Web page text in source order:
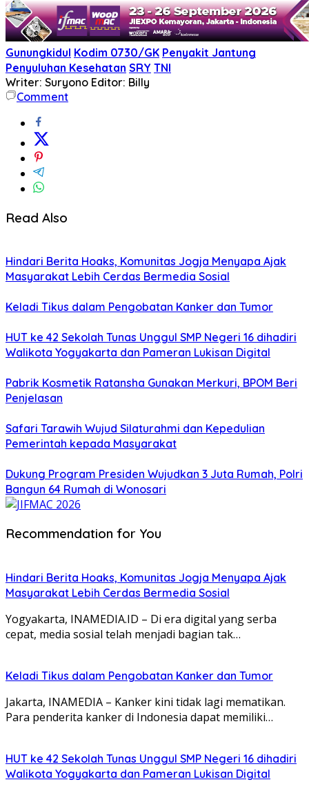
Gunungkidul Kodim 0730/GK Penyakit Jantung
Penyuluhan Kesehatan SRY TNI
Writer: Suryono Editor: Billy
Comment
Read Also
Hindari Berita Hoaks, Komunitas Jogja Menyapa Ajak
Masyarakat Lebih Cerdas Bermedia Sosial
Keladi Tikus dalam Pengobatan Kanker dan Tumor
HUT ke 42 Sekolah Tunas Unggul SMP Negeri 16 dihadiri
Walikota Yogyakarta dan Pameran Lukisan Digital
Pabrik Kosmetik Ratansha Gunakan Merkuri, BPOM Beri
Penjelasan
Safari Tarawih Wujud Silaturahmi dan Kepedulian
Pemerintah kepada Masyarakat
Dukung Program Presiden Wujudkan 3 Juta Rumah, Polri
Bangun 64 Rumah di Wonosari
Recommendation for You
Hindari Berita Hoaks, Komunitas Jogja Menyapa Ajak
Masyarakat Lebih Cerdas Bermedia Sosial
Yogyakarta, INAMEDIA.ID – Di era digital yang serba
cepat, media sosial telah menjadi bagian tak…
Keladi Tikus dalam Pengobatan Kanker dan Tumor
Jakarta, INAMEDIA – Kanker kini tidak lagi mematikan.
Para penderita kanker di Indonesia dapat memiliki…
HUT ke 42 Sekolah Tunas Unggul SMP Negeri 16 dihadiri
Walikota Yogyakarta dan Pameran Lukisan Digital